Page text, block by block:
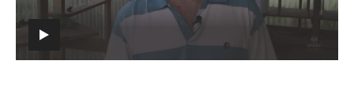
t
https://youtu.be/x0ZkzdkYMxI